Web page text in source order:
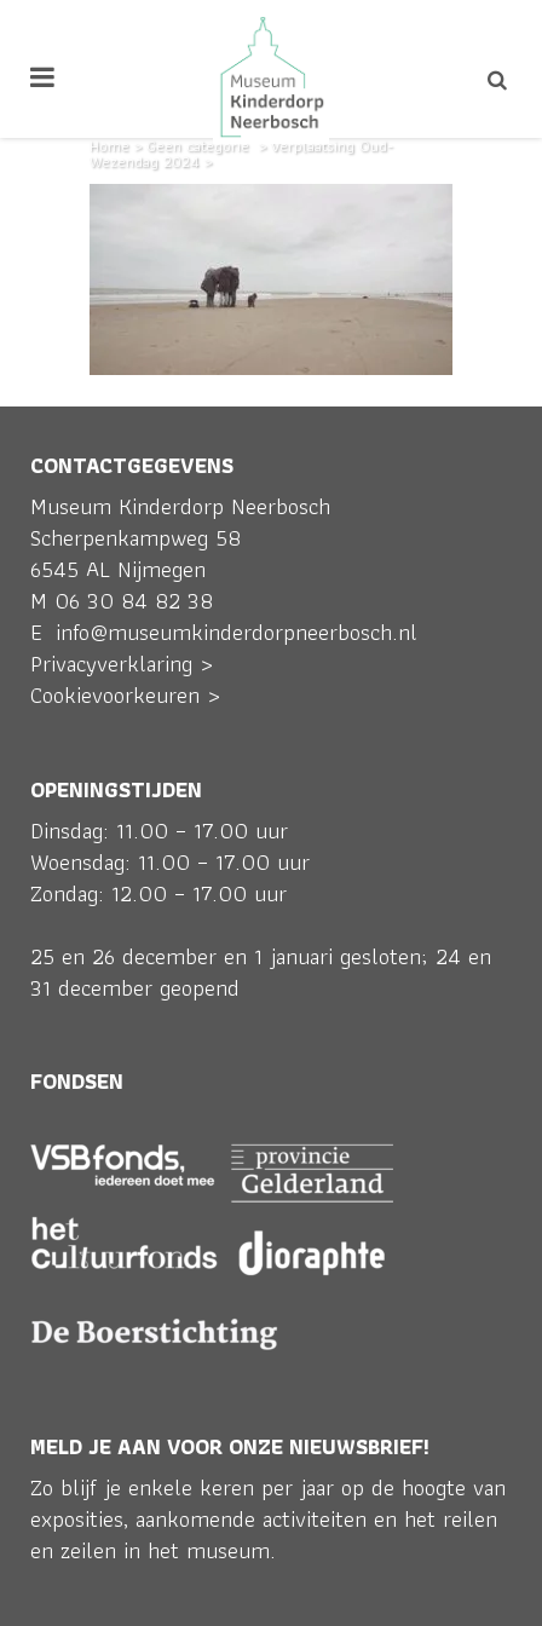
Home > Geen categorie > Verplaatsing Oud-
Wezendag 2024 >
CONTACTGEGEVENS
Museum Kinderdorp Neerbosch
Scherpenkampweg 58
6545 AL Nijmegen
M 06 30 84 82 38
E info@museumkinderdorpneerbosch.nl
Privacyverklaring >
Cookievoorkeuren >
OPENINGSTIJDEN
Dinsdag: 11.00 – 17.00 uur
Woensdag: 11.00 – 17.00 uur
Zondag: 12.00 – 17.00 uur
25 en 26 december en 1 januari gesloten; 24 en
31 december geopend
FONDSEN
MELD JE AAN VOOR ONZE NIEUWSBRIEF!
Zo blijf je enkele keren per jaar op de hoogte van
exposities, aankomende activiteiten en het reilen
en zeilen in het museum.